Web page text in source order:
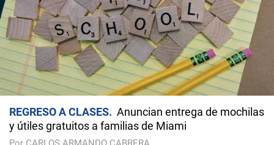
REGRESO A CLASES
Anuncian entrega de mochilas
y útiles gratuitos a familias de Miami